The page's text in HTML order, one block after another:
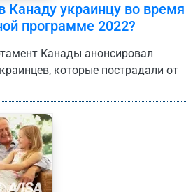
Канаду украинцу во время
программе 2022?
Канады анонсировал
которые пострадали от